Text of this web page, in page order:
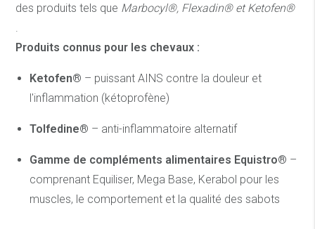
des produits tels que Marbocyl®, Flexadin® et Ketofen®
Produits connus pour les chevaux :
Ketofen® – puissant AINS contre la douleur et
l'inflammation (kétoprofène)
Tolfedine® – anti-inflammatoire alternatif
Gamme de compléments alimentaires Equistro® –
comprenant Equiliser, Mega Base, Kerabol pour les
muscles, le comportement et la qualité des sabots